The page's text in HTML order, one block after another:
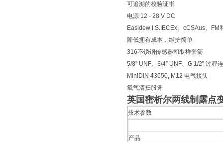
可追溯的校验证书
电源 12 - 28 V DC
Easidew I.S.IECEx、cCSAus、FM
降低拥有成本，维护简单
316不锈钢传感器和取样套筒
5/8” UNF、3/4” UNF、G 1/2” 过程
MiniDIN 43650, M12 电气接头
氧气清扫服务
英国密析尔两线制露点
技术参数
产品